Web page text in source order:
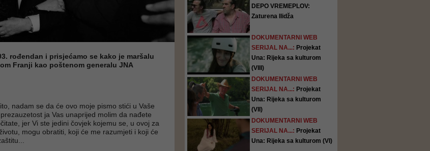
rođendan i prisjećamo se kako je maršalu
Franji kao poštenom generalu JNA
nadam se da će ovo moje pismo stići u Vaše
ja Vas unaprijed molim da nađete
jer Vi ste jedini čovjek kojemu se, u ovoj za
mogu obratiti, koji će me razumjeti i koji će
DEPO VREMEPLOV:
Zaturena Ilidža
DOKUMENTARNI WEB
SERIJAL NA...: Projekat
Una: Rijeka sa kulturom
(VIII)
DOKUMENTARNI WEB
SERIJAL NA...: Projekat
Una: Rijeka sa kulturom
(VII)
DOKUMENTARNI WEB
SERIJAL NA...: Projekat
Una: Rijeka sa kulturom (VI)